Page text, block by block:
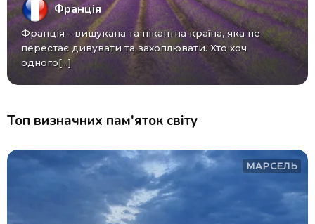
Франція
Франція - вишукана та пікантна країна, яка не
перестає дивувати та захоплювати. Хто хоч
одного[...]
Топ визначних пам'яток світу
МАРСЕЛЬ